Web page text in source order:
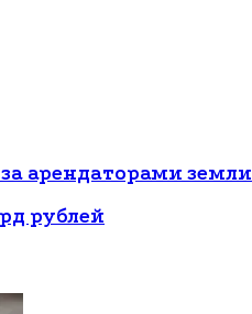
арендаторами земли
рублей